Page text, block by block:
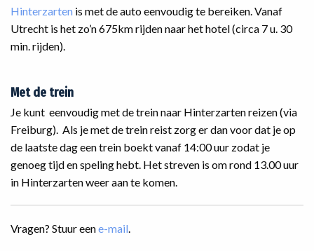
Hinterzarten is met de auto eenvoudig te bereiken. Vanaf
Utrecht is het zo’n 675km rijden naar het hotel (circa 7 u. 30
min. rijden).
Met de trein
Je kunt eenvoudig met de trein naar Hinterzarten reizen (via
Freiburg). Als je met de trein reist zorg er dan voor dat je op
de laatste dag een trein boekt vanaf 14:00 uur zodat je
genoeg tijd en speling hebt. Het streven is om rond 13.00 uur
in Hinterzarten weer aan te komen.
Vragen? Stuur eene-mail.